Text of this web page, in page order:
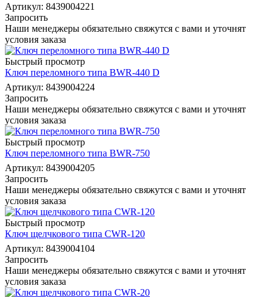
Артикул: 8439004221
Запросить
Наши менеджеры обязательно свяжутся с вами и уточнят
условия заказа
Быстрый просмотр
Ключ переломного типа BWR-440 D
Артикул: 8439004224
Запросить
Наши менеджеры обязательно свяжутся с вами и уточнят
условия заказа
Быстрый просмотр
Ключ переломного типа BWR-750
Артикул: 8439004205
Запросить
Наши менеджеры обязательно свяжутся с вами и уточнят
условия заказа
Быстрый просмотр
Ключ щелчкового типа CWR-120
Артикул: 8439004104
Запросить
Наши менеджеры обязательно свяжутся с вами и уточнят
условия заказа